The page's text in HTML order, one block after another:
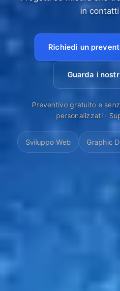
in
Richiedi un
Guarda i
Preventivo gratuito e
personalizzati ·
Sviluppo Web Graphic